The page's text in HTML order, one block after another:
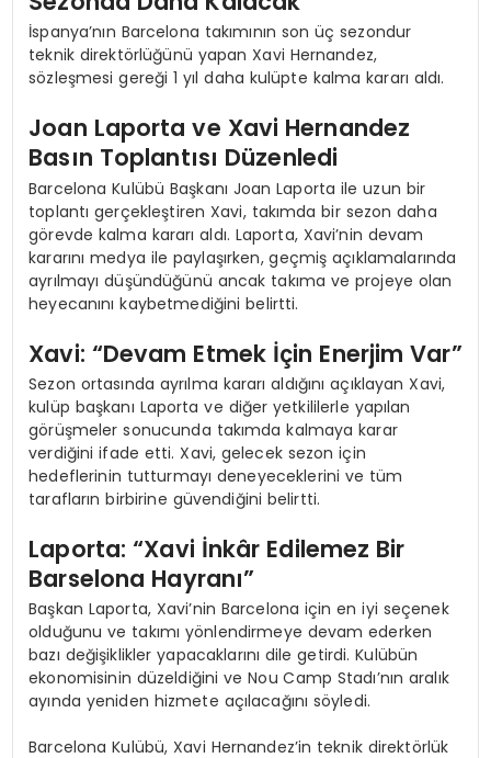
İspanya’nın Barcelona takımının son üç sezondur
teknik direktörlüğünü yapan Xavi Hernandez,
sözleşmesi gereği 1 yıl daha kulüpte kalma kararı aldı.
Joan Laporta ve Xavi Hernandez
Basın Toplantısı Düzenledi
Barcelona Kulübü Başkanı Joan Laporta ile uzun bir
toplantı gerçekleştiren Xavi, takımda bir sezon daha
görevde kalma kararı aldı. Laporta, Xavi’nin devam
kararını medya ile paylaşırken, geçmiş açıklamalarında
ayrılmayı düşündüğünü ancak takıma ve projeye olan
heyecanını kaybetmediğini belirtti.
Xavi: “Devam Etmek İçin Enerjim Var”
Sezon ortasında ayrılma kararı aldığını açıklayan Xavi,
kulüp başkanı Laporta ve diğer yetkililerle yapılan
görüşmeler sonucunda takımda kalmaya karar
verdiğini ifade etti. Xavi, gelecek sezon için
hedeflerinin tutturmayı deneyeceklerini ve tüm
tarafların birbirine güvendiğini belirtti.
Laporta: “Xavi İnkâr Edilemez Bir
Barselona Hayranı”
Başkan Laporta, Xavi’nin Barcelona için en iyi seçenek
olduğunu ve takımı yönlendirmeye devam ederken
bazı değişiklikler yapacaklarını dile getirdi. Kulübün
ekonomisinin düzeldiğini ve Nou Camp Stadı’nın aralık
ayında yeniden hizmete açılacağını söyledi.
Barcelona Kulübü, Xavi Hernandez’in teknik direktörlük